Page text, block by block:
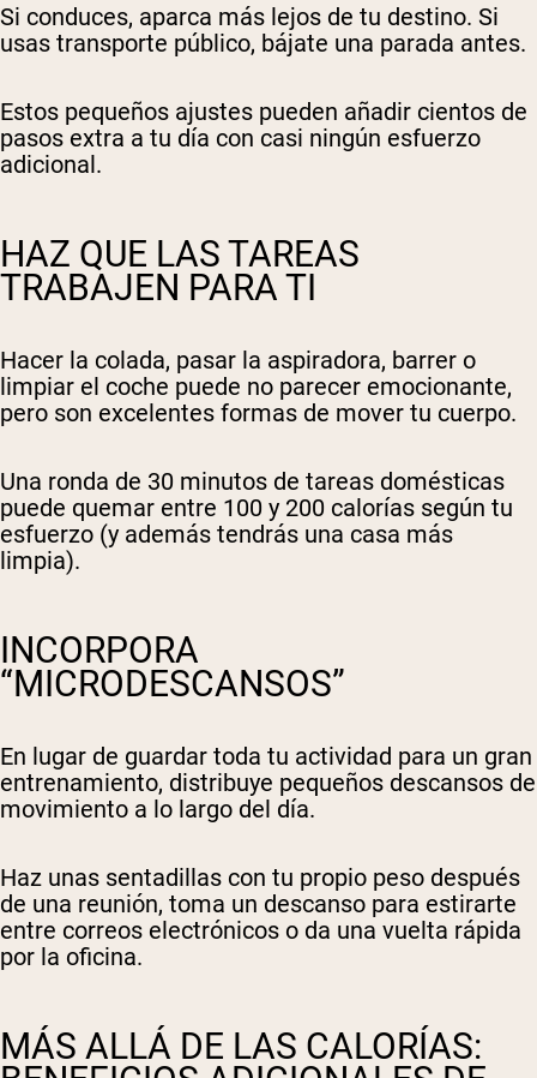
Si conduces, aparca más lejos de tu destino. Si
usas transporte público, bájate una parada antes.
Estos pequeños ajustes pueden añadir cientos de
pasos extra a tu día con casi ningún esfuerzo
adicional.
HAZ QUE LAS TAREAS
TRABAJEN PARA TI
Hacer la colada, pasar la aspiradora, barrer o
limpiar el coche puede no parecer emocionante,
pero son excelentes formas de mover tu cuerpo.
Una ronda de 30 minutos de tareas domésticas
puede quemar entre 100 y 200 calorías según tu
esfuerzo (y además tendrás una casa más
limpia).
INCORPORA
“MICRODESCANSOS”
En lugar de guardar toda tu actividad para un gran
entrenamiento, distribuye pequeños descansos de
movimiento a lo largo del día.
Haz unas sentadillas con tu propio peso después
de una reunión, toma un descanso para estirarte
entre correos electrónicos o da una vuelta rápida
por la oficina.
MÁS ALLÁ DE LAS CALORÍAS: